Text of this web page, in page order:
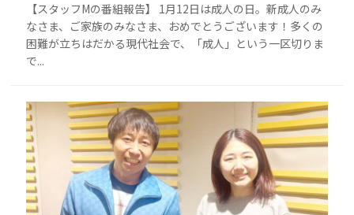
【スタッフMの番組報告】 1月12日は成人の日。新成人のみ
なさま、ご家族のみなさま、おめでとうございます！多くの
困難が立ちはだかる現代社会で、「成人」という一区切りま
で...